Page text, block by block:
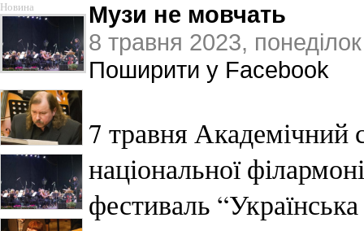
Новина
Музи не мовчать
8 травня 2023, понеділок
Поширити у Facebook
7 травня Академічний
національної
фестиваль